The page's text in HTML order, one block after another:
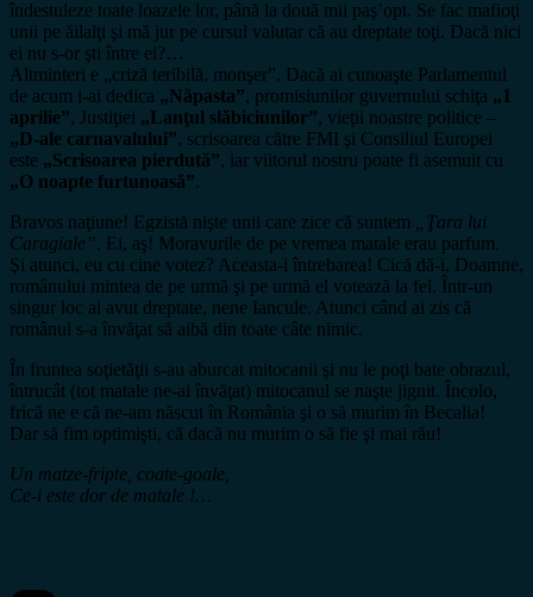
îndestuleze toate loazele lor, până la două mii paş’opt. Se fac mafioţi
unii pe ăilalţi şi mă jur pe cursul valutar că au dreptate toţi. Dacă nici
ei nu s-or şti între ei?…
Altminteri e „criză teribilă, monşer”. Dacă ai cunoaşte Parlamentul
de acum i-ai dedica „Năpasta”, promisiunilor guvernului schiţa „1
aprilie”, Justiţiei „Lanţul slăbiciunilor”, vieţii noastre politice –
„D-ale carnavalului”, scrisoarea către FMI şi Consiliul Europei
este „Scrisoarea pierdută”, iar viitorul nostru poate fi asemuit cu
„O noapte furtunoasă”.
Bravos naţiune! Egzistă nişte unii care zice că suntem
„Ţara lui
Caragiale”. Ei, aş! Moravurile de pe vremea matale erau parfum.
Şi atunci, eu cu cine votez? Aceasta-i întrebarea! Cică dă-i, Doamne,
românului mintea de pe urmă şi pe urmă el votează la fel. Într-un
singur loc ai avut dreptate, nene Iancule. Atunci când ai zis că
românul s-a învăţat să aibă din toate câte nimic.
În fruntea soţietăţii s-au aburcat mitocanii şi nu le poţi bate obrazul,
întrucât (tot matale ne-ai învăţat) mitocanul se naşte jignit. Încolo,
frică ne e că ne-am născut în România şi o să murim în Becalia!
Dar să fim optimişti, că dacă nu murim o să fie şi mai rău!
Un matze-fripte, coate-goale,
Ce-i este dor de matale !…